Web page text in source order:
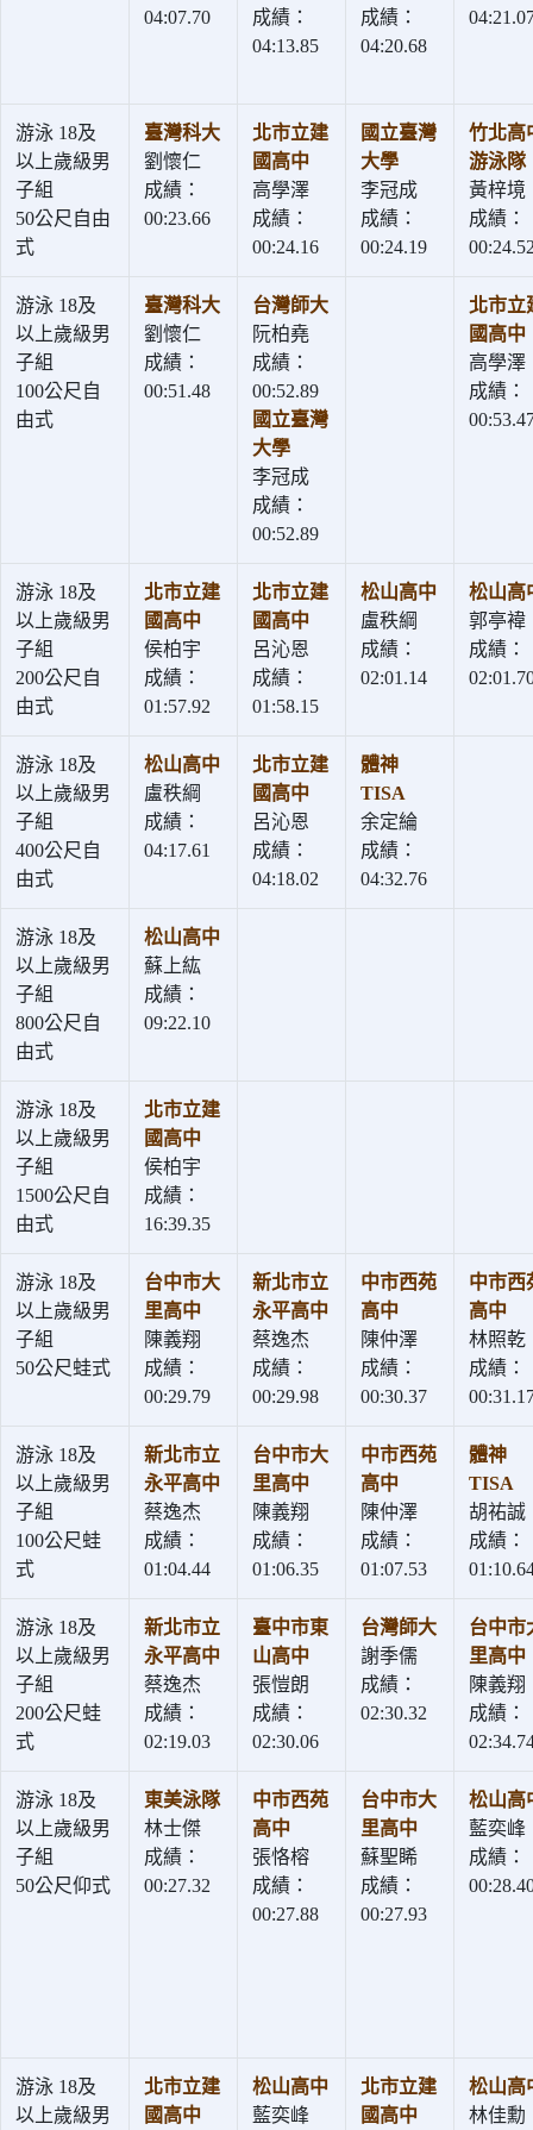
04:07.70
成績：
04:13.85
成績：
04:20.68
游泳 18及
以上歲級男
子組
50公尺自由
式
臺灣科大
劉懷仁
成績：
00:23.66
北市立建
國高中
高學澤
成績：
00:24.16
國立臺灣
大學
李冠成
成績：
00:24.19
竹北高
游泳隊
黃梓境
成績：
游泳 18及
以上歲級男
子組
100公尺自
由式
臺灣科大
劉懷仁
成績：
00:51.48
台灣師大
阮柏堯
成績：
00:52.89
國立臺灣
大學
李冠成
成績：
00:52.89
北市立
國高中
高學澤
成績：
游泳 18及
以上歲級男
子組
200公尺自
由式
北市立建
國高中
侯柏宇
成績：
01:57.92
北市立建
國高中
呂沁恩
成績：
01:58.15
松山高中
盧秩綱
成績：
02:01.14
松山高
郭亭褘
成績：
游泳 18及
以上歲級男
子組
400公尺自
由式
松山高中
盧秩綱
成績：
04:17.61
北市立建
國高中
呂沁恩
成績：
04:18.02
體神
TISA
余定綸
成績：
04:32.76
游泳 18及
以上歲級男
子組
800公尺自
由式
松山高中
蘇上紘
成績：
09:22.10
游泳 18及
以上歲級男
子組
1500公尺自
由式
北市立建
國高中
侯柏宇
成績：
16:39.35
游泳 18及
以上歲級男
子組
50公尺蛙式
台中市大
里高中
陳義翔
成績：
00:29.79
新北市立
永平高中
蔡逸杰
成績：
00:29.98
中市西苑
高中
陳仲澤
成績：
00:30.37
中市西
高中
林照乾
成績：
游泳 18及
以上歲級男
子組
100公尺蛙
式
新北市立
永平高中
蔡逸杰
成績：
01:04.44
台中市大
里高中
陳義翔
成績：
01:06.35
中市西苑
高中
陳仲澤
成績：
01:07.53
體神
TISA
胡祐誠
成績：
游泳 18及
以上歲級男
子組
200公尺蛙
式
新北市立
永平高中
蔡逸杰
成績：
02:19.03
臺中市東
山高中
張愷朗
成績：
02:30.06
台灣師大
謝季儒
成績：
02:30.32
台中市
里高中
陳義翔
成績：
游泳 18及
以上歲級男
子組
50公尺仰式
東美泳隊
林士傑
成績：
00:27.32
中市西苑
高中
張恪榕
成績：
00:27.88
台中市大
里高中
蘇聖睎
成績：
00:27.93
松山高
藍奕峰
成績：
游泳 18及
以上歲級男
北市立建
國高中
松山高中
藍奕峰
北市立建
國高中
松山高
林佳勳